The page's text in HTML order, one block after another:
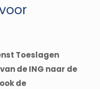
Toeslagen
de ING naar de
de